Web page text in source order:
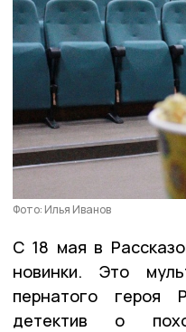
Фото: Илья Иванов
С 18 мая в
новинки. Это
пернатого героя
детектив о